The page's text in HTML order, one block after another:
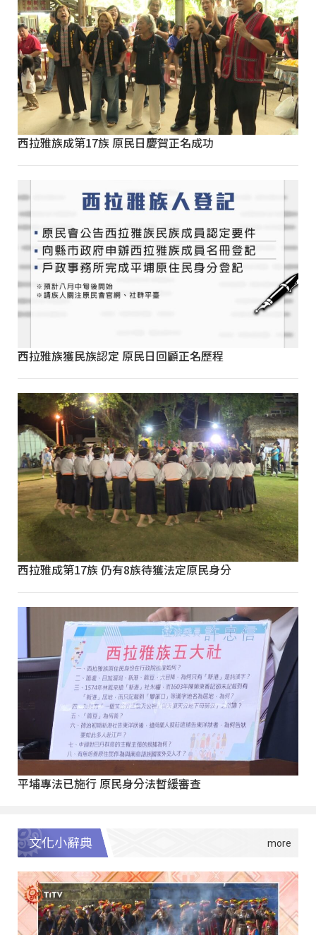
西拉雅族成第17族 原民日慶賀正名成功
西拉雅族獲民族認定 原民日回顧正名歷程
西拉雅成第17族 仍有8族待獲法定原民身分
平埔專法已施行 原民身分法暫緩審查
文化小辭典